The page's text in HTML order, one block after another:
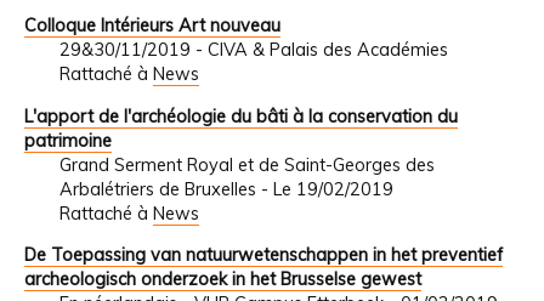
Colloque Intérieurs Art nouveau
29&30/11/2019 - CIVA & Palais des Académies
Rattaché à News
L'apport de l'archéologie du bâti à la conservation du
patrimoine
Grand Serment Royal et de Saint-Georges des
Arbalétriers de Bruxelles - Le 19/02/2019
Rattaché à News
De Toepassing van natuurwetenschappen in het preventief
archeologisch onderzoek in het Brusselse gewest